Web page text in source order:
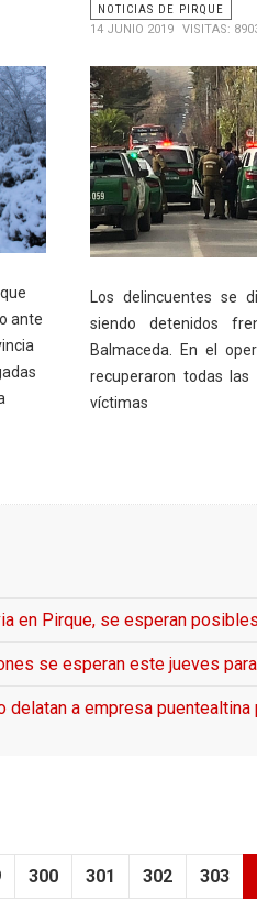
ante
NOTICIAS DE PIRQUE
14 JUNIO 2019
VISITAS:
Los delincuentes se
siendo detenidos
Balmaceda. En el
recuperaron todas las
víctimas
en Pirque, se esperan
se esperan este jueves
delatan a empresa
300 301 302 303